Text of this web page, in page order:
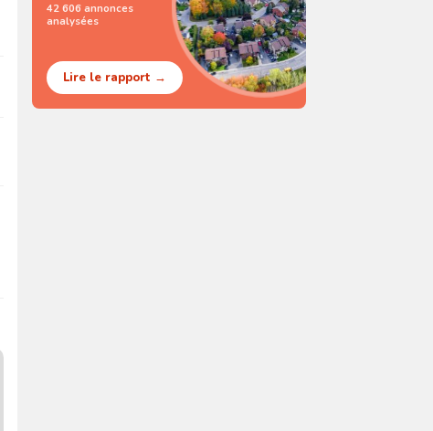
42 606 annonces
analysées
Lire le rapport →